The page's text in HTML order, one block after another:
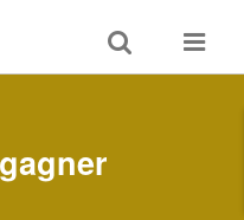
Toggle
search
Toggle